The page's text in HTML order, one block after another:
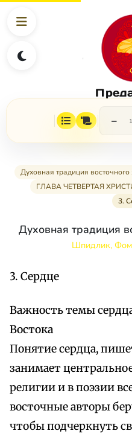
−
Духовная традиция восточного
ГЛАВА ЧЕТВЕРТАЯ
3.
Духовная традиция
Шпидлик,
3. Сердце
Важность темы
Востока
Понятие сердца,
занимает
религии и в поэзии
восточные авторы
чтобы подчеркнуть